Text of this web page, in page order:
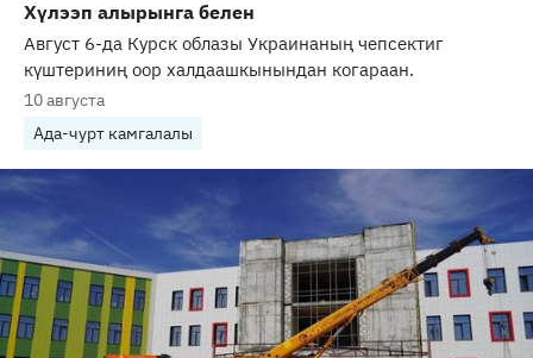
Хүлээп алырынга белен
Август 6-да Курск облазы Украинаның чепсектиг
күштериниң оор халдаашкынындан когараан.
10 августа
Ада-чурт камгалалы